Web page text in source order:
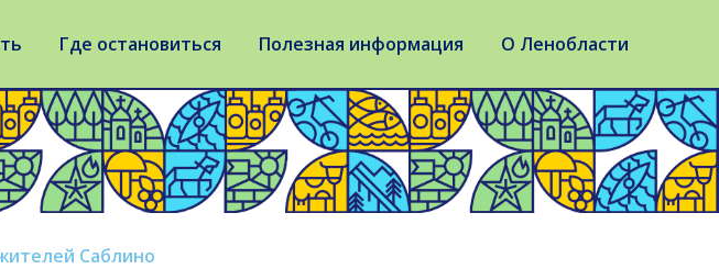
Где остановиться Полезная информация О Ленобласти
Саблино